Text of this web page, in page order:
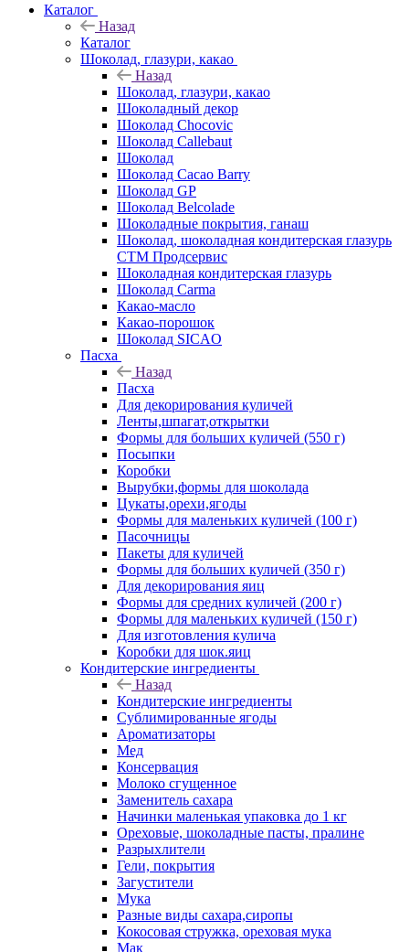
Каталог
Назад
Каталог
Шоколад, глазури, какао
Назад
Шоколад, глазури, какао
Шоколадный декор
Шоколад Chocovic
Шоколад Callebaut
Шоколад
Шоколад Cacao Barry
Шоколад GP
Шоколад Belcolade
Шоколадные покрытия, ганаш
Шоколад, шоколадная кондитерская глазурь
СТМ Продсервис
Шоколадная кондитерская глазурь
Шоколад Carma
Какао-масло
Какао-порошок
Шоколад SICAO
Пасха
Назад
Пасха
Для декорирования куличей
Ленты,шпагат,открытки
Формы для больших куличей (550 г)
Посыпки
Коробки
Вырубки,формы для шоколада
Цукаты,орехи,ягоды
Формы для маленьких куличей (100 г)
Пасочницы
Пакеты для куличей
Формы для больших куличей (350 г)
Для декорирования яиц
Формы для средних куличей (200 г)
Формы для маленьких куличей (150 г)
Для изготовления кулича
Коробки для шок.яиц
Кондитерские ингредиенты
Назад
Кондитерские ингредиенты
Сублимированные ягоды
Ароматизаторы
Мед
Консервация
Молоко сгущенное
Заменитель сахара
Начинки маленькая упаковка до 1 кг
Ореховые, шоколадные пасты, пралине
Разрыхлители
Гели, покрытия
Загустители
Мука
Разные виды сахара,сиропы
Кокосовая стружка, ореховая мука
Мак